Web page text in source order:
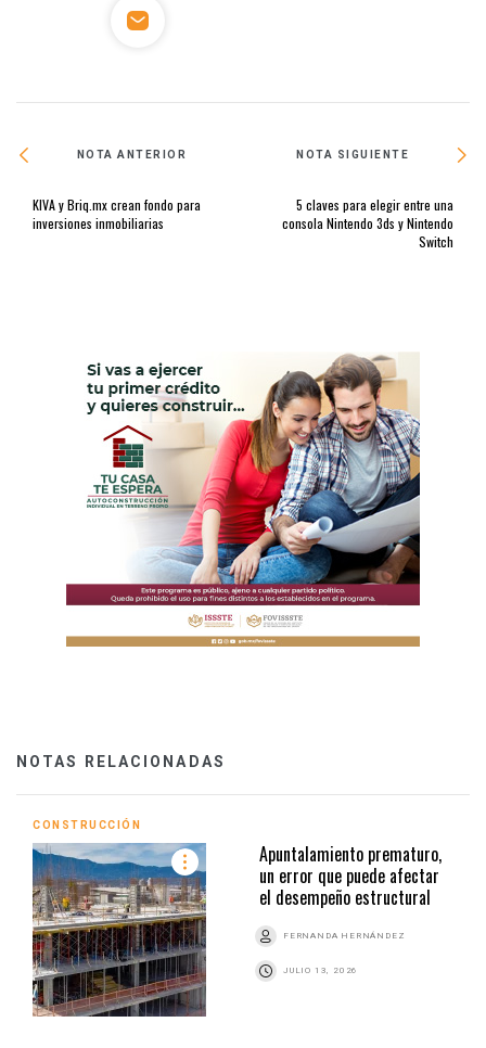
NOTA ANTERIOR
KIVA y Briq.mx crean fondo para
inversiones inmobiliarias
NOTA SIGUIENTE
5 claves para elegir entre una
consola Nintendo 3ds y Nintendo
Switch
NOTAS RELACIONADAS
CONSTRUCCIÓN
Apuntalamiento prematuro,
un error que puede afectar
el desempeño estructural
FERNANDA HERNÁNDEZ
JULIO 13, 2026